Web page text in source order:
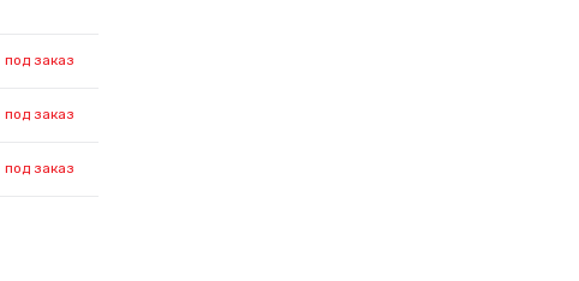
под заказ
под заказ
под заказ